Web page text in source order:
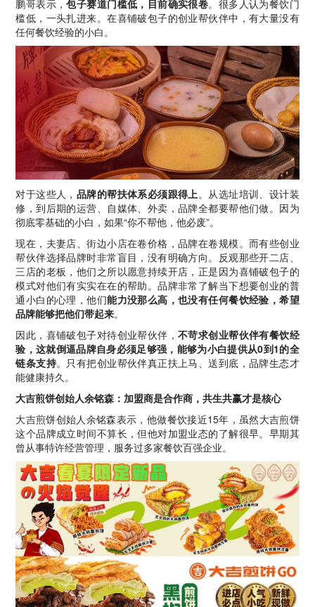
鹏哥表示，包子赛道门槛低，目前确实很卷。很多人认为餐饮门
槛低，一头扎进来。在喜铺破包子的创业帮伙伴中，有大量没有
任何餐饮经验的小白。
对于这些人， 品牌的帮扶体系必须跟得上。从选址培训、设计装
修，到后期的运营、自媒体、外卖，品牌全都要帮他们做。因为
彻底零基础的小白，如果“你不帮他，他必废”。
现在，夫妻店、街边小店在卷价格，品牌在卷规模。而有些创业
帮伙伴选择品牌时非常盲目，没有明确方向。反观那些开二店、
三店的老板，他们之所以愿意持续开店，正是因为喜铺破包子的
模式对他们有实实在在的帮助。品牌非常了解当下想要创业的普
通小白的心理，他们能力没那么高，也没有任何餐饮经验，希望
品牌能够把他们带起来。
因此，喜铺破包子对待创业帮伙伴，不苛求创业帮伙伴有餐饮经
验，这就倒逼品牌自身必须足够强，能够为小白提供从0到1的全
链条支持。只有把创业帮伙伴真正扶上马、送到底，品牌生态才
能健康持久。
大吉煎饼创始人余铭森：加盟商是合作商，共生共赢才是核心
大吉煎饼创始人余铭森表示，他做餐饮接近15年，虽然大吉煎饼
这个品牌成立时间不算长，但他对加盟业态的了解很早。早期其
曾从事特许经营管理，服务过多家餐饮百强企业。